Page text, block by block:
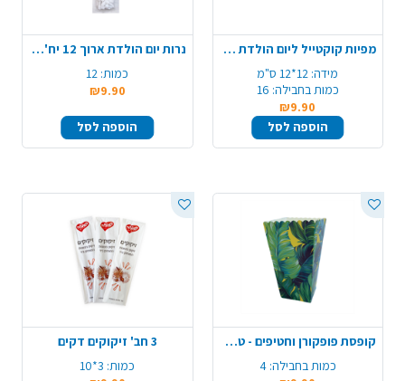
מפיות קוקטייל ליום הולדת 18 - קרם
מידה: 12*12 ס"מ
כמות בחבילה: 16
₪9.90
הוספה לסל
נרות יום הולדת ארוך 12 יח' - מיקס
כמות: 12
₪9.90
הוספה לסל
קופסת פופקורן וחטיפים - טרופי
כמות בחבילה: 4
3 חב' זיקוקים דקים
כמות: 3*10